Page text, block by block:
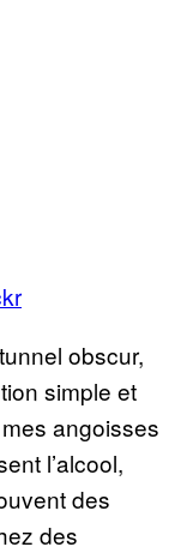
obscur,
simple et
angoisses
l’alcool,
des
des